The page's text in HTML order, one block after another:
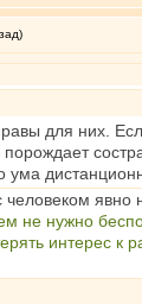
для них.
ума
человеком
не нужно
интерес к